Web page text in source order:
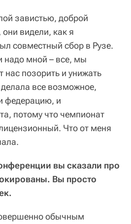
завистью, доброй
видели, как я
совместный сбор в Рузе.
надо мной – все, мы
нас позорить и унижать
все возможное,
федерацию, и
потому что чемпионат
Что от меня
вы сказали про
Вы просто
обычным